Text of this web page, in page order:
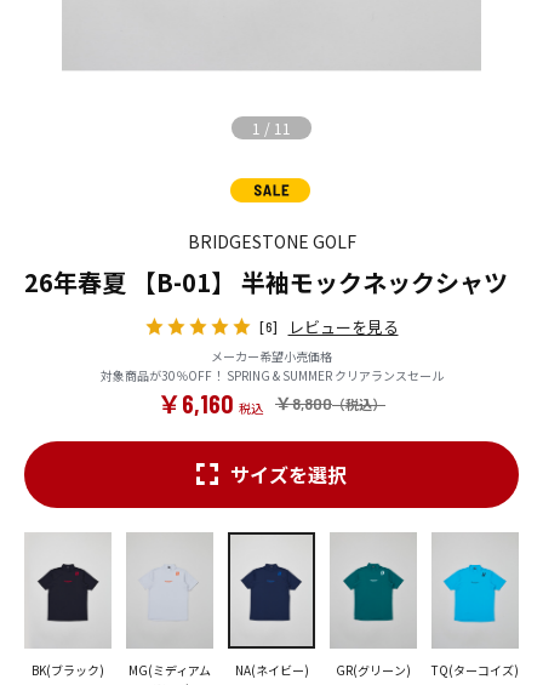
1 / 11
BRIDGESTONE GOLF
26年春夏 【B-01】 半袖モックネックシャツ
[6] レビューを見る
メーカー希望小売価格
対象商品が30％OFF！ SPRING & SUMMER クリアランスセール
￥8,800
￥6,160
サイズを選択
BK(ブラック)
MG(ミディアム
NA(ネイビー) GR(グリーン) TQ(ターコイズ)